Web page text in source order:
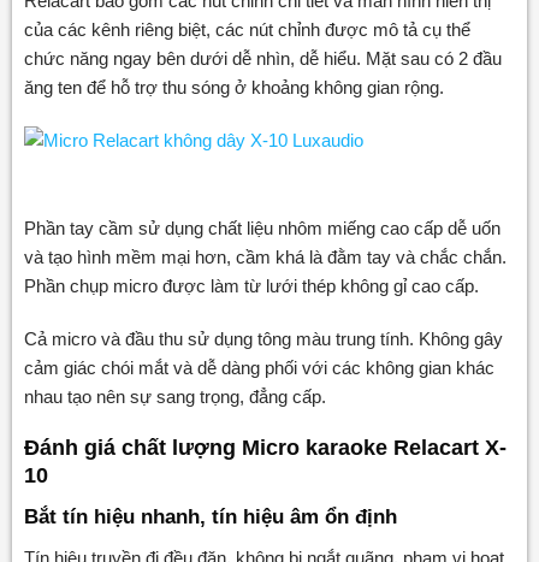
của các kênh riêng biệt, các nút chỉnh được mô tả cụ thể
chức năng ngay bên dưới dễ nhìn, dễ hiểu. Mặt sau có 2 đầu
ăng ten để hỗ trợ thu sóng ở khoảng không gian rộng.
Phần tay cầm sử dụng chất liệu nhôm miếng cao cấp dễ uốn
và tạo hình mềm mại hơn, cầm khá là đằm tay và chắc chắn.
Phần chụp micro được làm từ lưới thép không gỉ cao cấp.
Cả micro và đầu thu sử dụng tông màu trung tính. Không gây
cảm giác chói mắt và dễ dàng phối với các không gian khác
nhau tạo nên sự sang trọng, đẳng cấp.
Đánh giá chất lượng Micro karaoke Relacart X-
10
Bắt tín hiệu nhanh, tín hiệu âm ổn định
Tín hiệu truyền đi đều đặn, không bị ngắt quãng, phạm vi hoạt